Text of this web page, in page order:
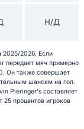
Н/Д
2025/2026. Если
передает мяч примерно
Он также совершает
шансам на гол.
Pieringer's составляет
25 процентов игроков